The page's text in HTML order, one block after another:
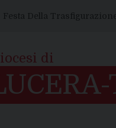
Festa Della